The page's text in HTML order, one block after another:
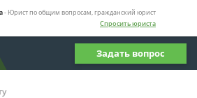
- Юрист по общим вопросам, гражданский юрист
Спросить юриста
Задать вопрос